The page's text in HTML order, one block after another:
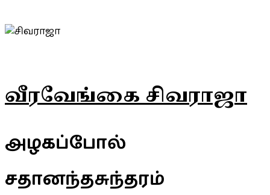
வீரவேங்கை சிவராஜா
அழகப்போல்
சதானந்தசுந்தரம்